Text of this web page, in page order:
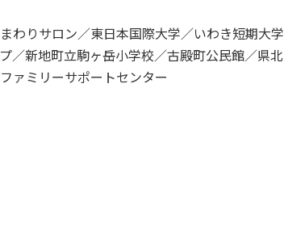
わりサロン／東日本国際大学／いわき短期大学
／新地町立駒ヶ岳小学校／古殿町公民館／県北
ァミリーサポートセンター